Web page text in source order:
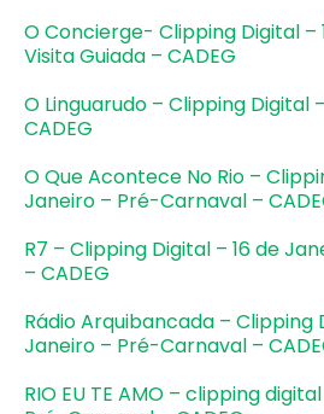
O Concierge- Clipping Digital –
Visita Guiada – CADEG
O Linguarudo – Clipping Digital
CADEG
O Que Acontece No Rio –
Janeiro – Pré-Carnaval –
R7 – Clipping Digital – 16 de
– CADEG
Rádio Arquibancada – Clipping
Janeiro – Pré-Carnaval –
RIO EU TE AMO – clipping